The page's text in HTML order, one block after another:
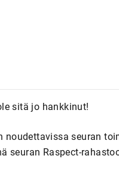
sitä jo hankkinut!
noudettavissa seuran
seuran Raspect-